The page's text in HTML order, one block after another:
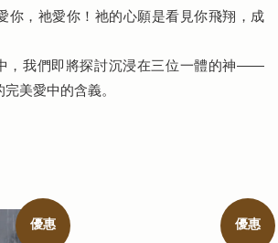
你，祂愛你！祂的心願是看見你飛翔，成
，我們即將探討沉浸在三位一體的神——
美愛中的含義。
優惠 優惠